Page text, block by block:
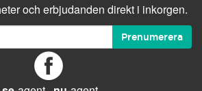
och erbjudanden direkt i inkorgen.
Prenumerera